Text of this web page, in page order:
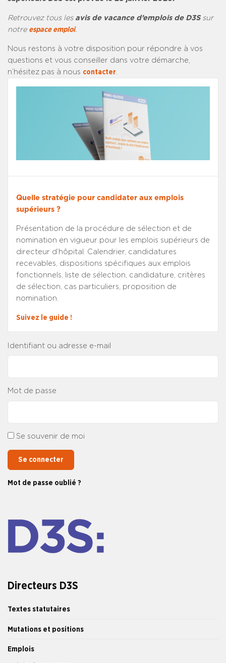
Directeurs D3S
Textes statutaires
Mutations et positions
Emplois
Retrouvez tous les avis de vacance d’emplois de D3S sur
notre espace emploi.
Nous restons à votre disposition pour répondre à vos
questions et vous conseiller dans votre démarche,
n’hésitez pas à nous contacter
Quelle stratégie pour candidater aux emplois
supérieurs ?
Présentation de la procédure de sélection et de
nomination en vigueur pour les emplois supérieurs de
directeur d’hôpital. Calendrier, candidatures
recevables, dispositions spécifiques aux emplois
fonctionnels, liste de sélection, candidature, critères
de sélection, cas particuliers, proposition de
nomination.
Suivez le guide !
Identifiant ou adresse e-mail
Mot de passe
Se souvenir de moi
Se connecter
Mot de passe oublié ?